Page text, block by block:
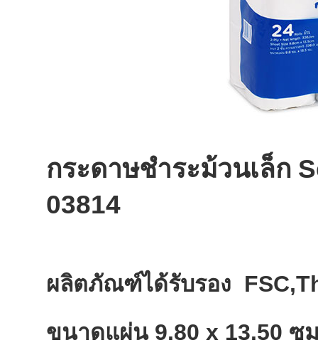
กระดาษชำระม้วนเล็ก
03814
ผลิตภัณฑ์ได้รับรอง
ขนาดแผ่น 9.80 x 13.50 ซ